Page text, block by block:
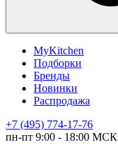
MyKitchen
Подборки
Бренды
Новинки
Распродажа
+7 (495) 774-17-76
пн-пт 9:00 - 18:00 МСК